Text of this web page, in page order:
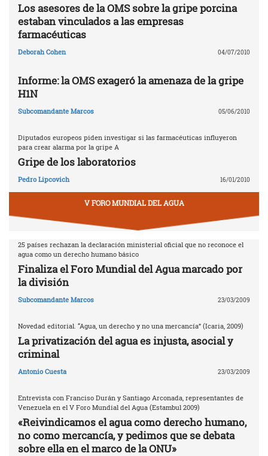
Los asesores de la OMS sobre la gripe porcina
estaban vinculados a las empresas
farmacéuticas
Deborah Cohen 04/07/2010
Informe: la OMS exageró la amenaza de la gripe
H1N
Subcomandante Marcos 05/06/2010
Diputados europeos piden investigar si las farmacéuticas influyeron
para crear alarma por la gripe A
Gripe de los laboratorios
Pedro Lipcovich 16/01/2010
V FORO MUNDIAL DEL AGUA
25 países rechazan la declaración ministerial oficial que no reconoce el
agua como un derecho humano básico
Finaliza el Foro Mundial del Agua marcado por
la división
Subcomandante Marcos 23/03/2009
Novedad editorial. “Agua, un derecho y no una mercancía” (Icaria, 2009)
La privatización del agua es injusta, asocial y
criminal
Antonio Cuesta 23/03/2009
Entrevista con Franciso Durán y Santiago Arconada, representantes de
Venezuela en el V Foro Mundial del Agua (Estambul 2009)
«Reivindicamos el agua como derecho humano,
no como mercancía, y pedimos que se debata
sobre ella en el marco de la ONU»